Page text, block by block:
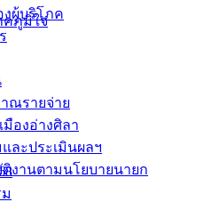
ผู้บริโภค
ณรายจ่าย
องอ่างศิลา
ละประเมินผลฯ
งานตามนโยบายนายก
คภูมิใจ